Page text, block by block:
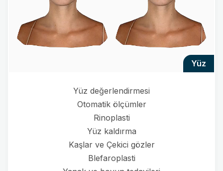
yüz
Yüz değerlendirmesi
Otomatik ölçümler
Rinoplasti
Yüz kaldırma
Kaşlar ve Çekici gözler
Blefaroplasti